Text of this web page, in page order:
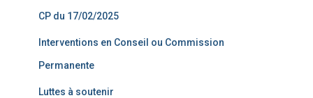
CP du 17/02/2025
Interventions en Conseil ou Commission
Permanente
Luttes à soutenir